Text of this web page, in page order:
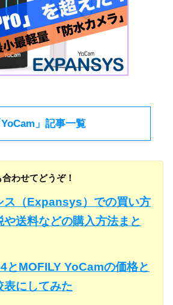
YoCam」記事一覧
わせてどうぞ！
ス（Expansys）での買い方
や送料などの購入方法まと
とMOFILY YoCamの価格と
表にしてみた